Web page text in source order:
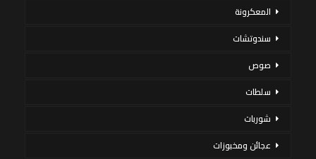
المعكرونة
سندوتشات
صوص
سلطات
شوربات
عجائن ومخبوزات